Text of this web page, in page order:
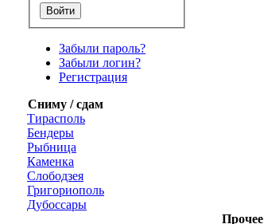
Забыли пароль?
Забыли логин?
Регистрация
Сниму / сдам
Тирасполь
Бендеры
Рыбница
Каменка
Слободзея
Григориополь
Дубоссары
Прочее